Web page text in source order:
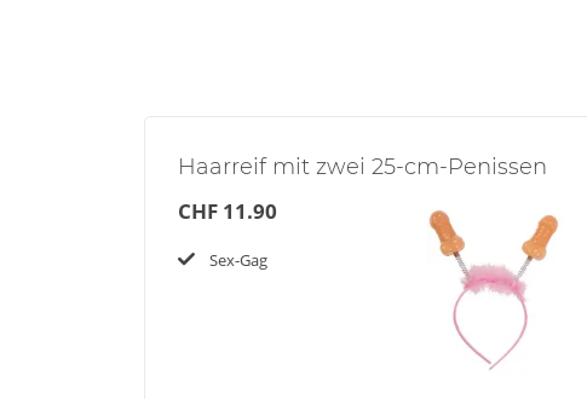
Haarreif mit zwei 25-cm-Penissen
CHF 11.90
Sex-Gag